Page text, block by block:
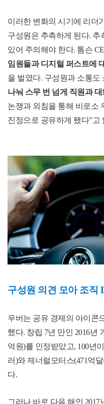
이러한 변화의 시기에 리더
구성원은 추측하게 된다. 추
있어 주의해야 한다. 톰슨
임원들과 디지털 퍼스트에
을 벌였다. 구성원과 소통도
나눠 스무 번 넘게 직원과 대
논쟁과 외침을 통해 비로소
진정으로 공유하게 됐다”고
구성원 의견 모아 조직
우버는 공유 경제의 아이콘
했다. 창립 7년 만인 2016년
억원)를 인정받았고, 100년
러)와 제너럴모터스(471억달
다.
그러나 바로 다음 해인 2017